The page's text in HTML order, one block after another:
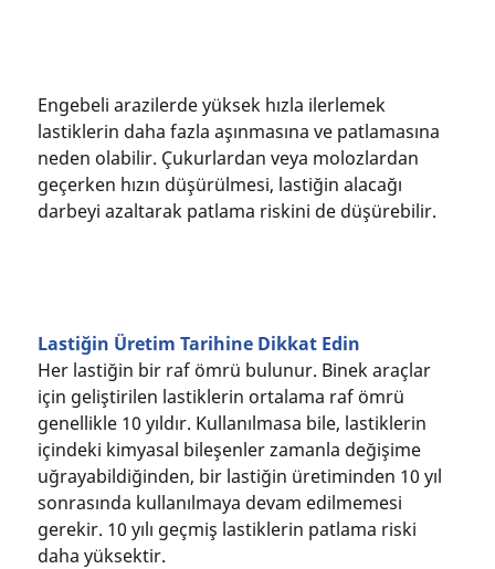
Engebeli arazilerde yüksek hızla ilerlemek
lastiklerin daha fazla aşınmasına ve patlamasına
neden olabilir. Çukurlardan veya molozlardan
geçerken hızın düşürülmesi, lastiğin alacağı
darbeyi azaltarak patlama riskini de düşürebilir.
Lastiğin Üretim Tarihine Dikkat Edin
Her lastiğin bir raf ömrü bulunur. Binek araçlar
için geliştirilen lastiklerin ortalama raf ömrü
genellikle 10 yıldır. Kullanılmasa bile, lastiklerin
içindeki kimyasal bileşenler zamanla değişime
uğrayabildiğinden, bir lastiğin üretiminden 10 yıl
sonrasında kullanılmaya devam edilmemesi
gerekir. 10 yılı geçmiş lastiklerin patlama riski
daha yüksektir.